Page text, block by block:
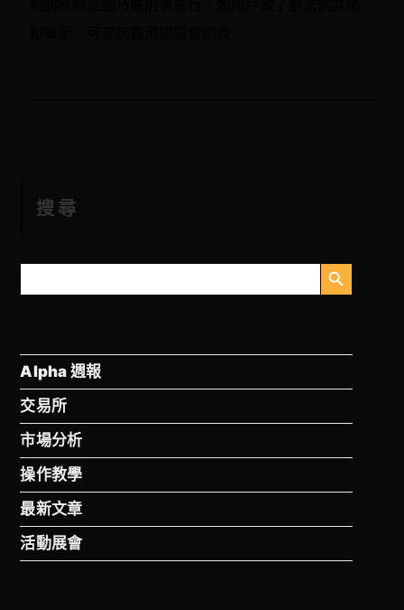
搜尋
搜
搜尋按鈕
Alpha 週報
交易所
市場分析
操作教學
最新文章
活動展會